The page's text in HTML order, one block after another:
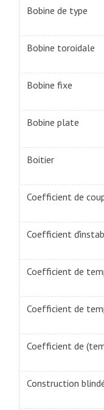
Bobine de type
Bobine toroidale
Bobine fixe
Bobine plate
Boitier
Coefficient de
Coefficient
Coefficient de
Coefficient de
Coefficient de
Construction